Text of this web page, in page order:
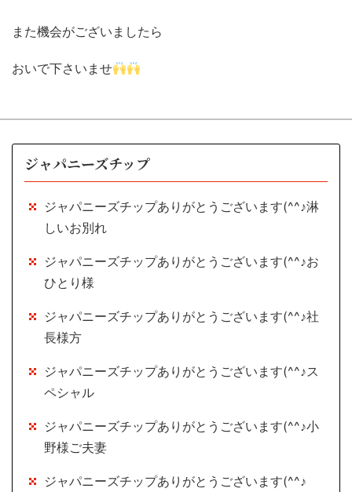
また機会がございましたら
おいで下さいませ
ジャパニーズチップ
ジャパニーズチップありがとうございます(^^♪淋
しいお別れ
ジャパニーズチップありがとうございます(^^♪お
ひとり様
ジャパニーズチップありがとうございます(^^♪社
長様方
ジャパニーズチップありがとうございます(^^♪ス
ペシャル
ジャパニーズチップありがとうございます(^^♪小
野様ご夫妻
ジャパニーズチップありがとうございます(^^♪